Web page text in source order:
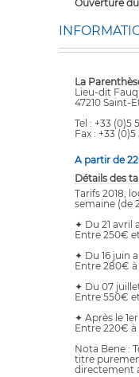
Ouverture du
La
Lieu-dit
47210 Saint-
Tel : +33 (0)5
Fax : +33
A partir de
Détails des
Tarifs 2018,
semaine (de
✦ Du 21 avril
Entre 250€
✦ Du 16 juin
Entre 280€
✦ Du 07
Entre 550€
✦ Après le
Entre 220€
Nota Bene :
titre
directement